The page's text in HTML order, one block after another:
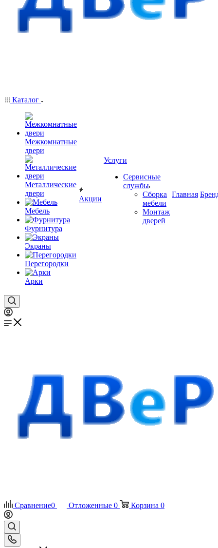
Каталог
Межкомнатные
двери
Металлические
двери
Мебель
Фурнитура
Экраны
Перегородки
Арки
Акции
Услуги
Сервисные
службы
Сборка
мебели
Монтаж
дверей
Главная
Сравнение0 Отложенные 0 Корзина 0